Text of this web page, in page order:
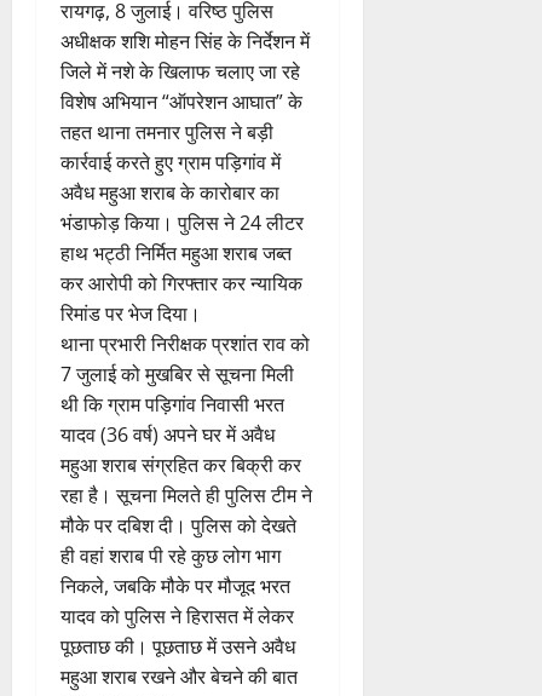
रायगढ़, 8 जुलाई। वरिष्ठ पुलिस
अधीक्षक शशि मोहन सिंह के निर्देशन में
जिले में नशे के खिलाफ चलाए जा रहे
विशेष अभियान “ऑपरेशन आघात” के
तहत थाना तमनार पुलिस ने बड़ी
कार्रवाई करते हुए ग्राम पड़िगांव में
अवैध महुआ शराब के कारोबार का
भंडाफोड़ किया। पुलिस ने 24 लीटर
हाथ भट्ठी निर्मित महुआ शराब जब्त
कर आरोपी को गिरफ्तार कर न्यायिक
रिमांड पर भेज दिया।
थाना प्रभारी निरीक्षक प्रशांत राव को
7 जुलाई को मुखबिर से सूचना मिली
थी कि ग्राम पड़िगांव निवासी भरत
यादव (36 वर्ष) अपने घर में अवैध
महुआ शराब संग्रहित कर बिक्री कर
रहा है। सूचना मिलते ही पुलिस टीम ने
मौके पर दबिश दी। पुलिस को देखते
ही वहां शराब पी रहे कुछ लोग भाग
निकले, जबकि मौके पर मौजूद भरत
यादव को पुलिस ने हिरासत में लेकर
पूछताछ की। पूछताछ में उसने अवैध
महुआ शराब रखने और बेचने की बात